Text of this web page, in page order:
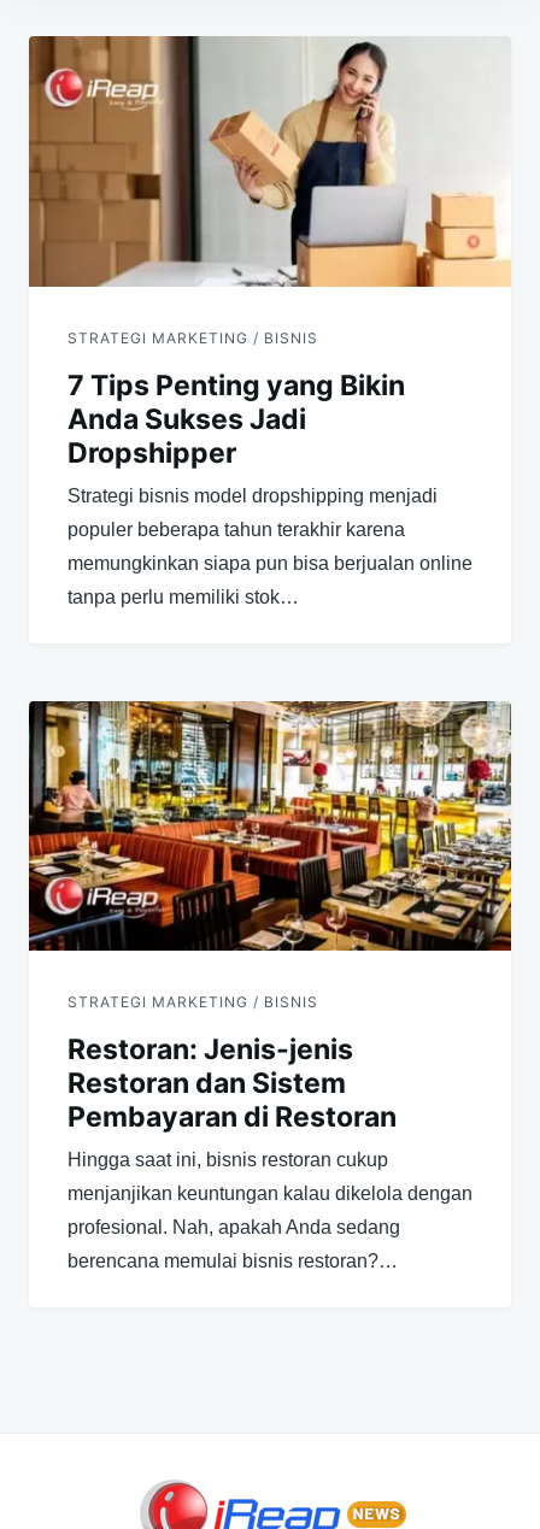
pos
STRATEGI MARKETING / BISNIS
7 Tips Penting yang Bikin
Anda Sukses Jadi
Dropshipper
Strategi bisnis model dropshipping menjadi
populer beberapa tahun terakhir karena
memungkinkan siapa pun bisa berjualan online
tanpa perlu memiliki stok…
STRATEGI MARKETING / BISNIS
Restoran: Jenis-jenis
Restoran dan Sistem
Pembayaran di Restoran
Hingga saat ini, bisnis restoran cukup
menjanjikan keuntungan kalau dikelola dengan
profesional. Nah, apakah Anda sedang
berencana memulai bisnis restoran?…